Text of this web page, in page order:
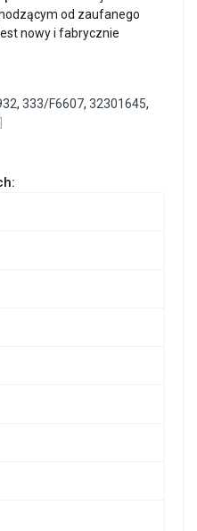
od zaufanego
jest nowy i fabrycznie
, 333/F6607, 32301645,